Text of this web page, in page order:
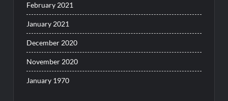
February 2021
January 2021
December 2020
November 2020
January 1970